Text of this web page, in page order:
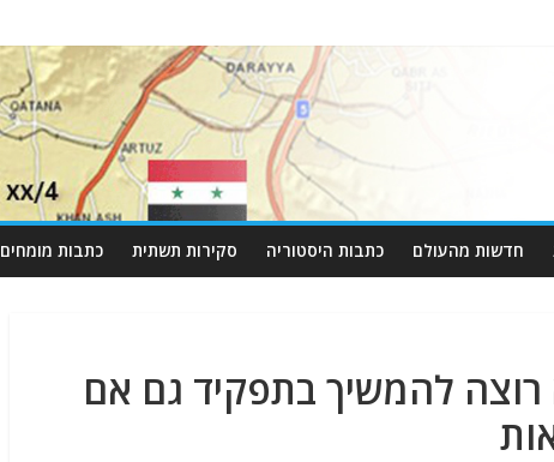
חדשות מהעולם כתבות היסטוריה סקירות תשתית כתבות מומחים
רוצה להמשיך בתפקיד גם אם